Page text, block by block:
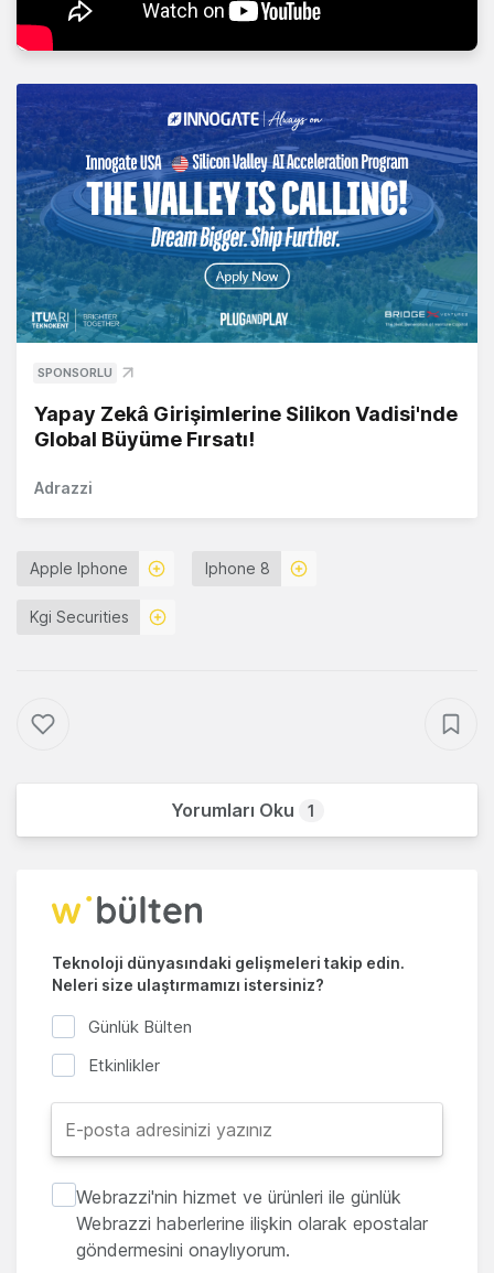
SPONSORLU
Yapay Zekâ Girişimlerine Silikon Vadisi'nde
Global Büyüme Fırsatı!
Adrazzi
Apple Iphone Iphone 8
Kgi Securities
Yorumları Oku 1
Teknoloji dünyasındaki gelişmeleri takip edin.
Neleri size ulaştırmamızı istersiniz?
Günlük Bülten
Etkinlikler
Webrazzi'nin hizmet ve ürünleri ile günlük
Webrazzi haberlerine ilişkin olarak epostalar
göndermesini onaylıyorum.